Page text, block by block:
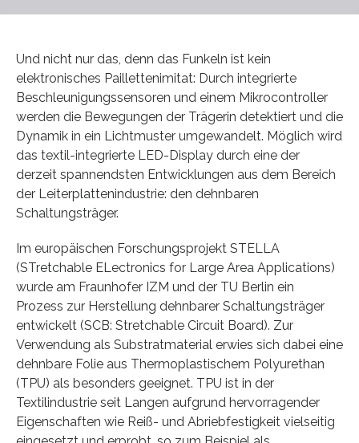
Und nicht nur das, denn das Funkeln ist kein
elektronisches Paillettenimitat: Durch integrierte
Beschleunigungssensoren und einem Mikrocontroller
werden die Bewegungen der Trägerin detektiert und die
Dynamik in ein Lichtmuster umgewandelt. Möglich wird
das textil-integrierte LED-Display durch eine der
derzeit spannendsten Entwicklungen aus dem Bereich
der Leiterplattenindustrie: den dehnbaren
Schaltungsträger.
Im europäischen Forschungsprojekt STELLA
(STretchable ELectronics for Large Area Applications)
wurde am Fraunhofer IZM und der TU Berlin ein
Prozess zur Herstellung dehnbarer Schaltungsträger
entwickelt (SCB: Stretchable Circuit Board). Zur
Verwendung als Substratmaterial erwies sich dabei eine
dehnbare Folie aus Thermoplastischem Polyurethan
(TPU) als besonders geeignet. TPU ist in der
Textilindustrie seit Langen aufgrund hervorragender
Eigenschaften wie Reiß- und Abriebfestigkeit vielseitig